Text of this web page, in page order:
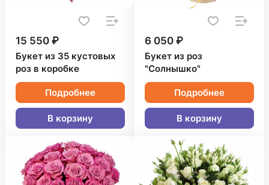
15 550 ₽
Букет из 35 кустовых
роз в коробке
Подробнее
В корзину
6 050 ₽
Букет из роз
"Солнышко"
Подробнее
В корзину